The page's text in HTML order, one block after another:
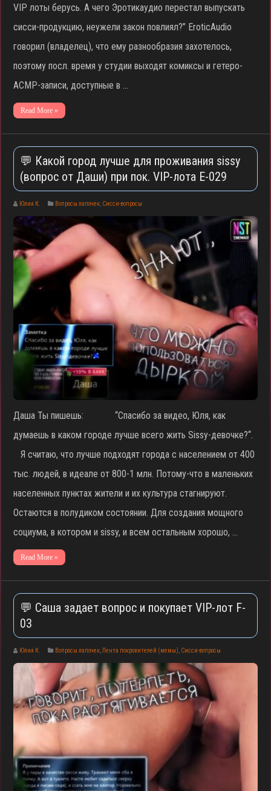
VIP лоты берусь. А чего Эротикаудио перестал выпускать
сисси-продукцию, неужели закон повлиял?” EroticAudio
говорил (владелец), что ему разнообразия захотелось,
поэтому посл. время у студии выходят комиксы и гетеро-
АСМР-записи, доступные в …
Read More »
💬 Какой город лучше для проживания sissy
(вопрос от Даши) при пок. VIP-лота E-029
Юлия К. Вопросы лапочек Сисси-вопросы
Даша Ты пишешь: “Спасибо за видео, Юля, как
думаешь в каком городе лучше всего жить Sissy-девочке?“.
Я считаю, что лучше подходят города с населением от 400
тыс. людей, в идеале от 800-1 млн. Потому-что в маленьких
населенных пунктах жители и их культура стагнируют.
Остаются в полудиком состоянии. Для создания мощного
социума, в котором и sissy, и всем остальным хорошо, …
Read More »
💬 Саша задает вопрос и покупает VIP-лот F-
03
Юлия К. Вопросы лапочек ,Лента покровителей (мемы) Сисси-вопросы